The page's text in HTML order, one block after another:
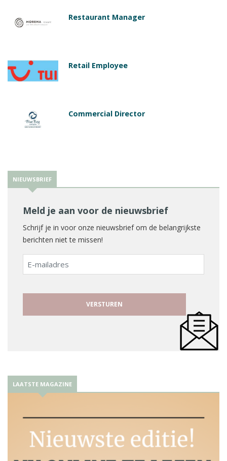
Restaurant Manager
Retail Employee
Commercial Director
NIEUWSBRIEF
Meld je aan voor de nieuwsbrief
Schrijf je in voor onze nieuwsbrief om de belangrijkste
berichten niet te missen!
E-
mailadres
LAATSTE MAGAZINE